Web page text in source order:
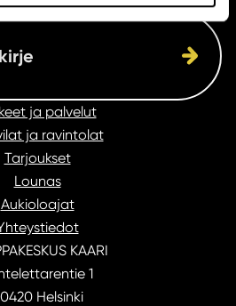
ja palvelut
ja ravintolat
Tarjoukset
Lounas
Aukioloajat
KAARI
1
Helsinki